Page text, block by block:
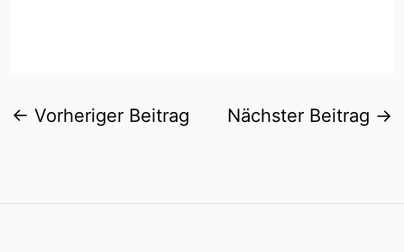
← Vorheriger Beitrag Nächster Beitrag →